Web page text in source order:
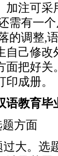
加注可采
需有一
的调整,
自己修改
面把好关
印成册。
语教育
方面
过大。选